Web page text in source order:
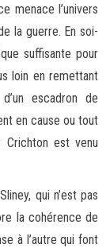
menace l’univers
la guerre. En soi-
suffisante pour
loin en remettant
escadron de
en cause ou tout
Crichton est venu
qui n’est pas
la cohérence de
à l’autre qui font